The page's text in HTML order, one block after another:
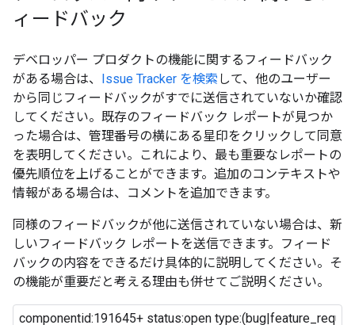
ィードバック
デベロッパー プロダクトの機能に関するフィードバック
がある場合は、 Issue Tracker を検索 して、他のユーザー
から同じフィードバックがすでに送信されていないか確認
してください。既存のフィードバック レポートが見つか
った場合は、管理番号の横にある星印をクリックして同意
を表明してください。これにより、最も重要なレポートの
優先順位を上げることができます。追加のコンテキストや
情報がある場合は、コメントを追加できます。
同様のフィードバックが他に送信されていない場合は、新
しいフィードバック レポートを送信できます。フィード
バックの内容をできるだけ具体的に説明してください。そ
の機能が重要だと考える理由も併せてご説明ください。